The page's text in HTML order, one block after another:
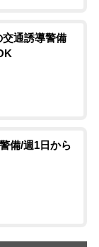
交通誘導警備
備/週1日から